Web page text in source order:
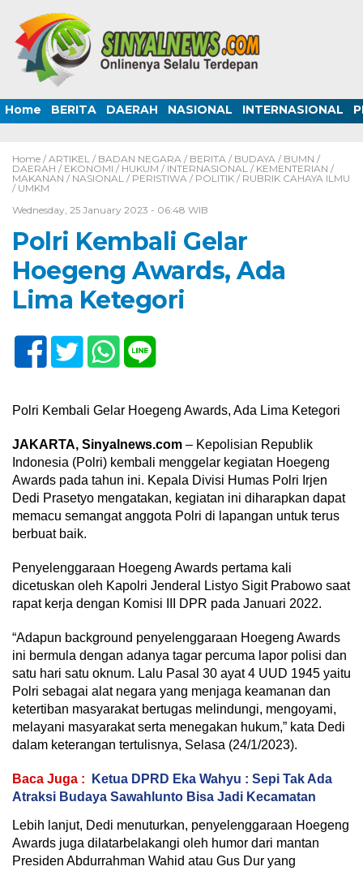
Home BERITA DAERAH NASIONAL INTERNASIONAL
Home / ARTIKEL / BADAN NEGARA / BERITA / BUDAYA / BUMN /
DAERAH / EKONOMI / HUKUM / INTERNASIONAL / KEMENTERIAN /
MAKANAN / NASIONAL / PERISTIWA / POLITIK / RUBRIK CAHAYA ILMU
/ UMKM
Wednesday, 25 January 2023 - 06:48 WIB
Polri Kembali Gelar
Hoegeng Awards, Ada
Lima Ketegori
Polri Kembali Gelar Hoegeng Awards, Ada Lima Ketegori
JAKARTA, Sinyalnews.com – Kepolisian Republik
Indonesia (Polri) kembali menggelar kegiatan Hoegeng
Awards pada tahun ini. Kepala Divisi Humas Polri Irjen
Dedi Prasetyo mengatakan, kegiatan ini diharapkan dapat
memacu semangat anggota Polri di lapangan untuk terus
berbuat baik.
Penyelenggaraan Hoegeng Awards pertama kali
dicetuskan oleh Kapolri Jenderal Listyo Sigit Prabowo saat
rapat kerja dengan Komisi III DPR pada Januari 2022.
“Adapun background penyelenggaraan Hoegeng Awards
ini bermula dengan adanya tagar percuma lapor polisi dan
satu hari satu oknum. Lalu Pasal 30 ayat 4 UUD 1945 yaitu
Polri sebagai alat negara yang menjaga keamanan dan
ketertiban masyarakat bertugas melindungi, mengoyami,
melayani masyarakat serta menegakan hukum,” kata Dedi
dalam keterangan tertulisnya, Selasa (24/1/2023).
Baca Juga :
Ketua DPRD Eka Wahyu : Sepi Tak Ada
Atraksi Budaya Sawahlunto Bisa Jadi Kecamatan
Lebih lanjut, Dedi menuturkan, penyelenggaraan Hoegeng
Awards juga dilatarbelakangi oleh humor dari mantan
Presiden Abdurrahman Wahid atau Gus Dur yang